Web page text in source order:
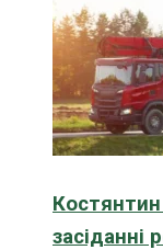
засіданні